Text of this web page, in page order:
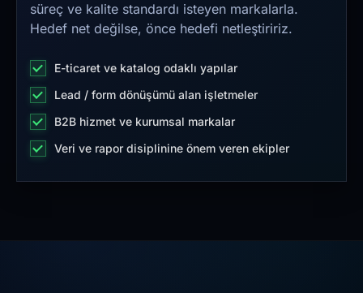
süreç ve kalite standardı isteyen markalarla.
Hedef net değilse, önce hedefi netleştiririz.
E-ticaret ve katalog odaklı yapılar
Lead / form dönüşümü alan işletmeler
B2B hizmet ve kurumsal markalar
Veri ve rapor disiplinine önem veren ekipler